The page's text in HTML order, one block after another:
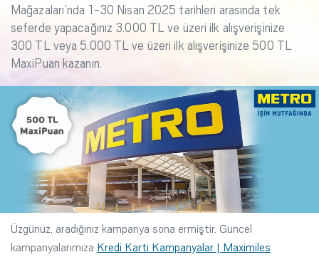
Mağazaları’nda 1-30 Nisan 2025 tarihleri arasında tek
seferde yapacağınız 3.000 TL ve üzeri ilk alışverişinize
300 TL veya 5.000 TL ve üzeri ilk alışverişinize 500 TL
MaxiPuan kazanın.
Üzgünüz, aradığınız kampanya sona ermiştir. Güncel
kampanyalarımıza Kredi Kartı Kampanyalar | Maximiles